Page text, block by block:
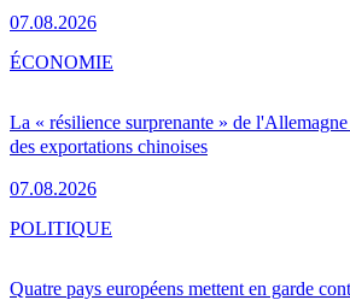
07.08.2026
La « résilience surprenante » de
des exportations chinoises
07.08.2026
ÉCONOMIE
Quatre pays européens mettent en garde
POLITIQUE